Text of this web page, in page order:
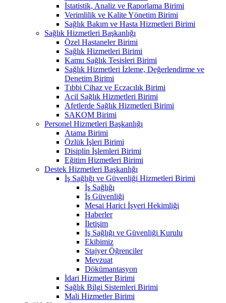
İstatistik, Analiz ve Raporlama Birimi
Verimlilik ve Kalite Yönetim Birimi
Sağlık Bakım ve Hasta Hizmetleri Birimi
Sağlık Hizmetleri Başkanlığı
Özel Hastaneler Birimi
Sağlık Hizmetleri Birimi
Kamu Sağlık Tesisleri Birimi
Sağlık Hizmetleri İzleme, Değerlendirme ve
Denetim Birimi
Tıbbi Cihaz ve Eczacılık Birimi
Acil Sağlık Hizmetleri Birimi
Afetlerde Sağlık Hizmetleri Birimi
SAKOM Birimi
Personel Hizmetleri Başkanlığı
Atama Birimi
Özlük İşleri Birimi
Disiplin İşlemleri Birimi
Eğitim Hizmetleri Birimi
Destek Hizmetleri Başkanlığı
İş Sağlığı ve Güvenliği Hizmetleri Birimi
İş Sağlığı
İş Güvenliği
Mesai Harici İşyeri Hekimliği
Haberler
İletişim
İş Sağlığı ve Güvenliği Kurulu
Ekibimiz
Stajyer Öğrenciler
Mevzuat
Dökümantasyon
İdari Hizmetler Birimi
Sağlık Bilgi Sistemleri Birimi
Mali Hizmetler Birimi